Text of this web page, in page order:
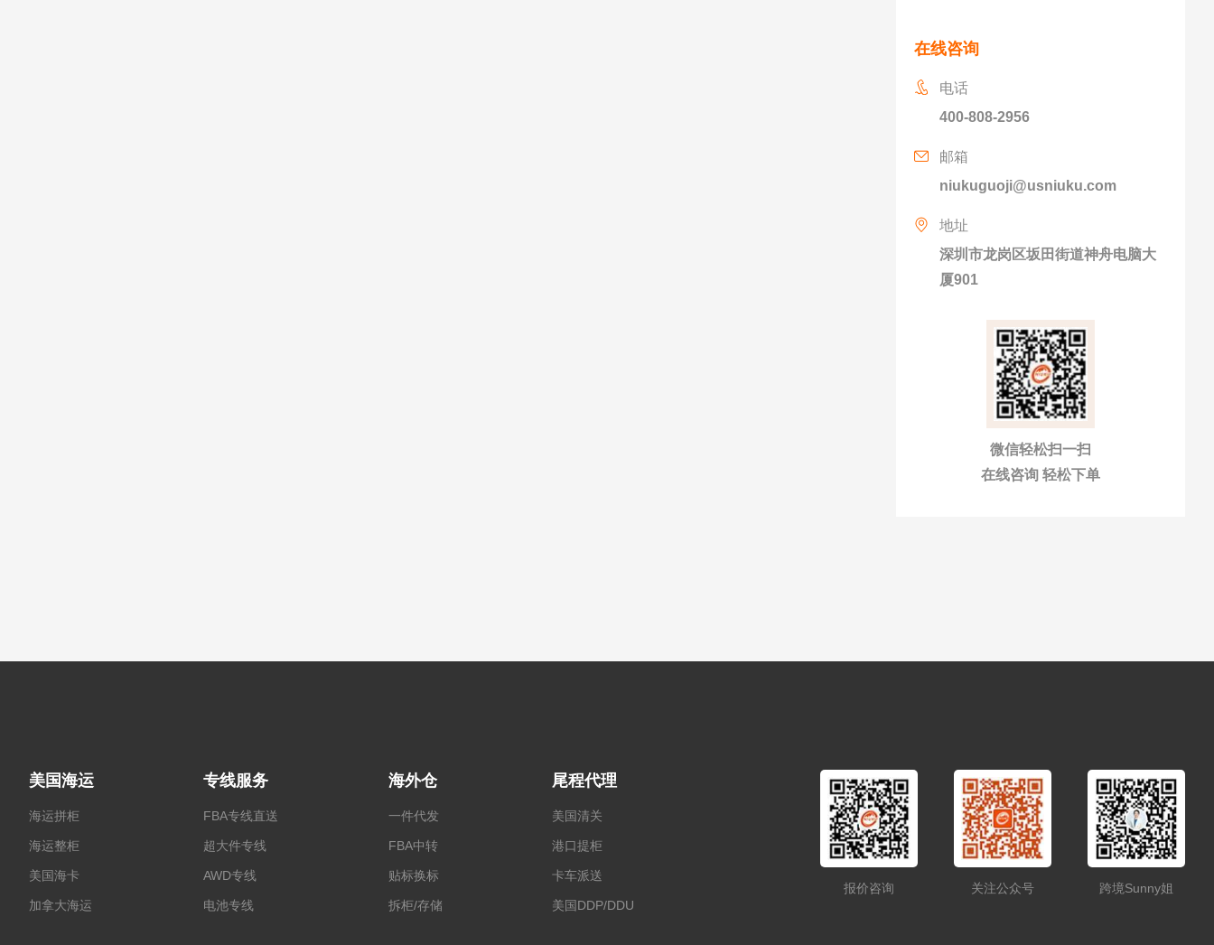
在线咨询
电话
400-808-2956
邮箱
niukuguoji@usniuku.com
地址
深圳市龙岗区坂田街道神舟电脑大
厦901
微信轻松扫一扫
在线咨询 轻松下单
美国海运
海运拼柜
海运整柜
美国海卡
加拿大海运
专线服务
FBA专线直送
超大件专线
AWD专线
电池专线
海外仓
一件代发
FBA中转
贴标换标
拆柜/存储
尾程代理
美国清关
港口提柜
卡车派送
美国DDP/DDU
报价咨询 关注公众号 跨境Sunny姐